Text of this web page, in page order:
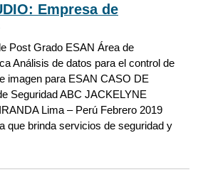
Empresa de
Post Grado ESAN Área de
Análisis de datos para el control de
imagen para ESAN CASO DE
Seguridad ABC JACKELYNE
Lima – Perú Febrero 2019
que brinda servicios de seguridad y